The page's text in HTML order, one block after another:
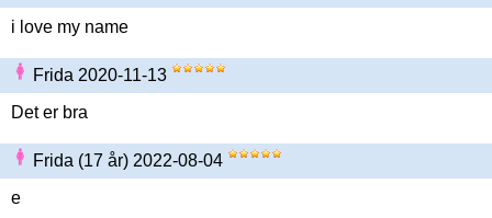
i love my name
Frida 2020-11-13
Det er bra
Frida (17 år) 2022-08-04
e